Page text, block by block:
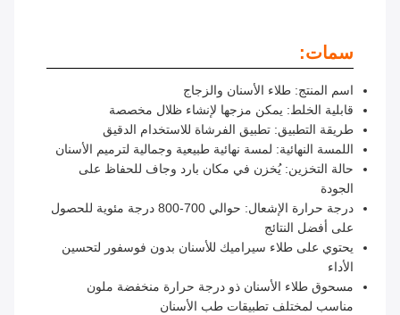
سمات:
اسم المنتج: طلاء الأسنان والزجاج
قابلية الخلط: يمكن مزجها لإنشاء ظلال مخصصة
طريقة التطبيق: تطبيق الفرشاة للاستخدام الدقيق
اللمسة النهائية: لمسة نهائية طبيعية وجمالية لترميم الأسنان
حالة التخزين: يُخزن في مكان بارد وجاف للحفاظ على
الجودة
درجة حرارة الإشعال: حوالي 700-800 درجة مئوية للحصول
على أفضل النتائج
يحتوي على طلاء سيراميك للأسنان بدون فوسفور لتحسين
الأداء
مسحوق طلاء الأسنان ذو درجة حرارة منخفضة ملون
مناسب لمختلف تطبيقات طب الأسنان